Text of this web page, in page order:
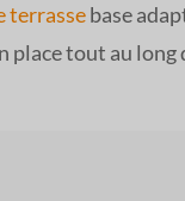
terrassebase
tout au long